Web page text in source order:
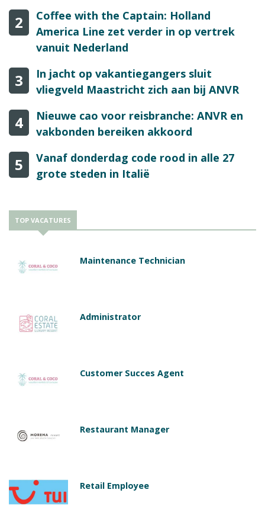
2
Coffee with the Captain: Holland
America Line zet verder in op vertrek
vanuit Nederland
3
In jacht op vakantiegangers sluit
vliegveld Maastricht zich aan bij ANVR
4
Nieuwe cao voor reisbranche: ANVR en
vakbonden bereiken akkoord
5
Vanaf donderdag code rood in alle 27
grote steden in Italië
TOP VACATURES
Maintenance Technician
Administrator
Customer Succes Agent
Restaurant Manager
Retail Employee